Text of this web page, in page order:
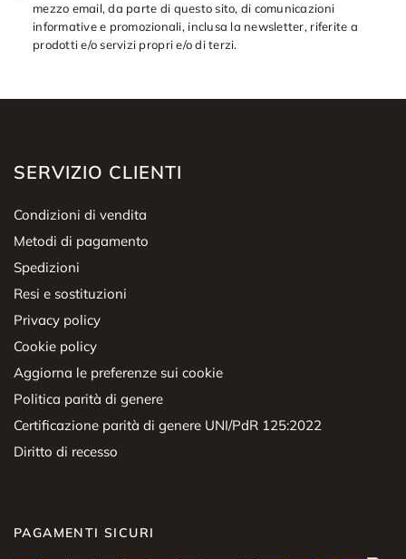
mezzo email, da parte di questo sito, di comunicazioni
informative e promozionali, inclusa la newsletter, riferite a
prodotti e/o servizi propri e/o di terzi.
SERVIZIO CLIENTI
Condizioni di vendita
Metodi di pagamento
Spedizioni
Resi e sostituzioni
Privacy policy
Cookie policy
Aggiorna le preferenze sui cookie
Politica parità di genere
Certificazione parità di genere UNI/PdR 125:2022
Diritto di recesso
PAGAMENTI SICURI